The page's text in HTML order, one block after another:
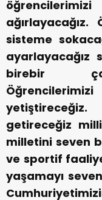
sisteme
ayarlayacağız
birebir
getireceğiz
milletini seven
ve sportif
yaşamayı